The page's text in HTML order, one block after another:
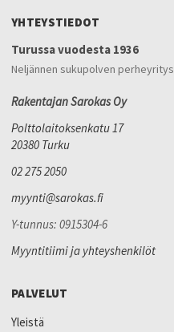
YHTEYSTIEDOT
Turussa vuodesta 1936
Neljännen sukupolven perheyritys
Rakentajan Sarokas Oy
Polttolaitoksenkatu 17
20380 Turku
02 275 2050
myynti@sarokas.fi
Y-tunnus: 0915304-6
Myyntitiimi ja yhteyshenkilöt
PALVELUT
Yleistä